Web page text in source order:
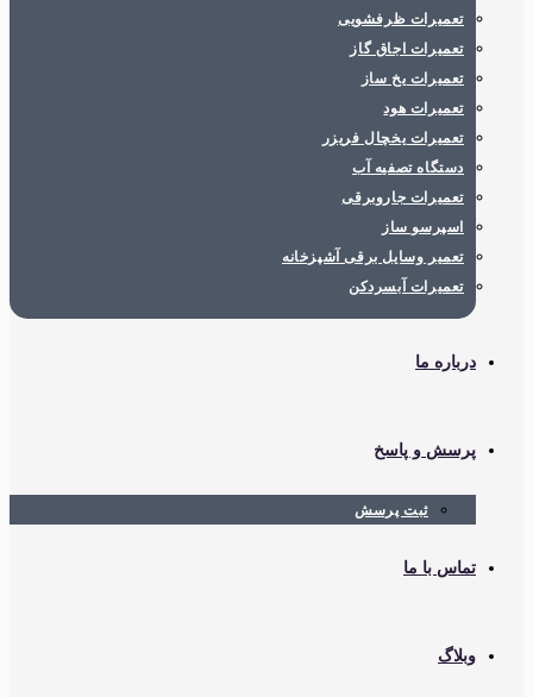
تعمیرات ظرفشویی
تعمیرات اجاق گاز
تعمیرات یخ ساز
تعمیرات هود
تعمیرات یخچال فریزر
دستگاه تصفیه آب
تعمیرات جاروبرقی
اسپرسو ساز
تعمیر وسایل برقی آشپزخانه
تعمیرات آبسردکن
درباره ما
پرسش و پاسخ
ثبت پرسش
تماس با ما
وبلاگ